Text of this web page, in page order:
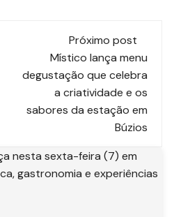
Próximo post
Místico lança menu
degustação que celebra
a criatividade e os
sabores da estação em
Búzios